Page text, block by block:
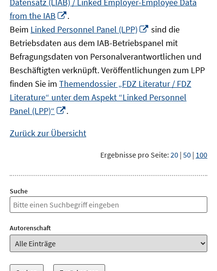
from the IAB
neuem
Fenster
öffnen
.
Beim Linked Personnel Panel (LPP)
In
neuem
Fenster
öffnen
sind die
Betriebsdaten aus dem IAB-Betriebspanel mit
Befragungsdaten von Personalverantwortlichen und
Beschäftigten verknüpft. Veröffentlichungen zum LPP
finden Sie im Themendossier „FDZ Literatur / FDZ
Literature“ unter dem Aspekt “Linked Personnel
Panel (LPP)“
Fenster
.
Zurück zur Übersicht
Ergebnisse pro Seite: 20 | 50 | 100
Suche
Autorenschaft